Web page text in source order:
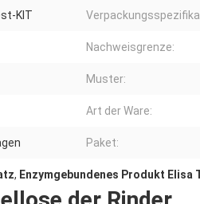
KIT
Nachweisgrenze:
Muster:
Art der Ware:
Paket:
, Enzymgebundenes Produkt Elisa